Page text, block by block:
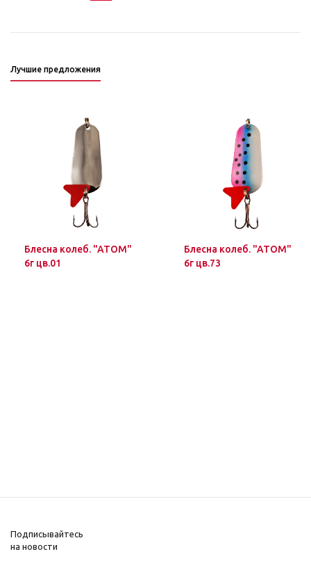
Лучшие предложения
Блесна колеб. "ATOM"
6г цв.01
Блесна колеб. "ATOM"
6г цв.73
Подписывайтесь
на новости